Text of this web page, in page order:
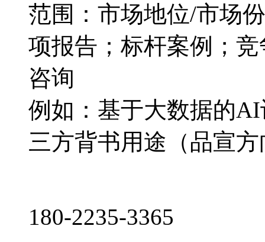
范围：市场地位/市场
项报告；标杆案例；
咨询
例如：基于大数据的
三方背书用途（品宣
180-2235-3365